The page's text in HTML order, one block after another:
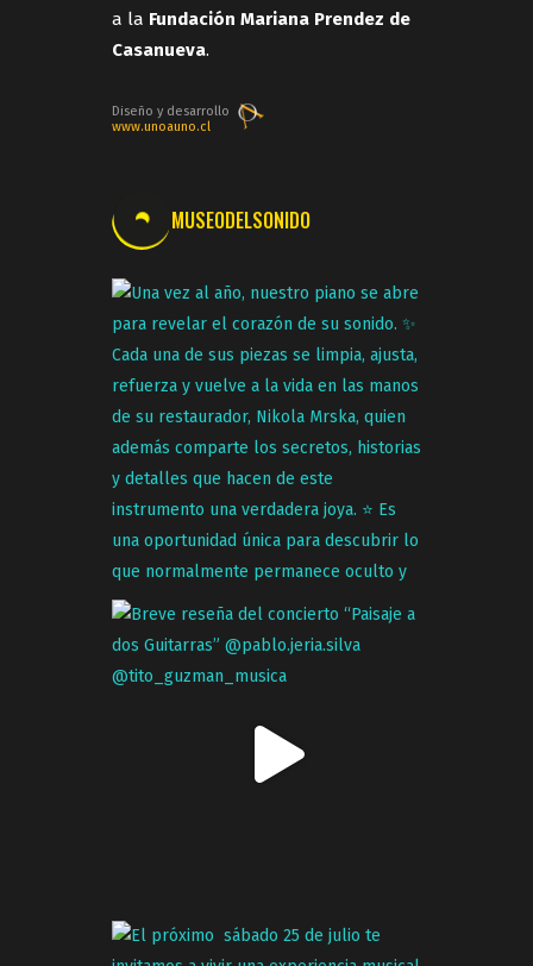
a la Fundación Mariana Prendez de
Casanueva.
Diseño y desarrollo
www.unoauno.cl
MUSEODELSONIDO